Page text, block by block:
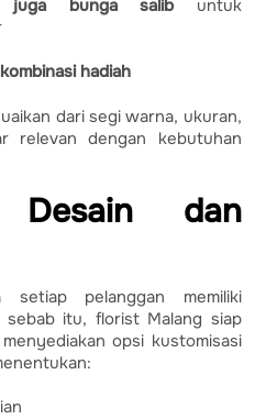
bunga salib untuk
hadiah
dari segi warna, ukuran,
relevan dengan kebutuhan
Desain dan
setiap pelanggan memiliki
itu, florist Malang siap
opsi kustomisasi